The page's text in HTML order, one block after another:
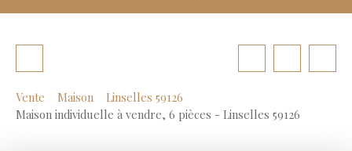
Vente Maison
Linselles 59126
Maison individuelle à vendre, 6 pièces - Linselles 59126